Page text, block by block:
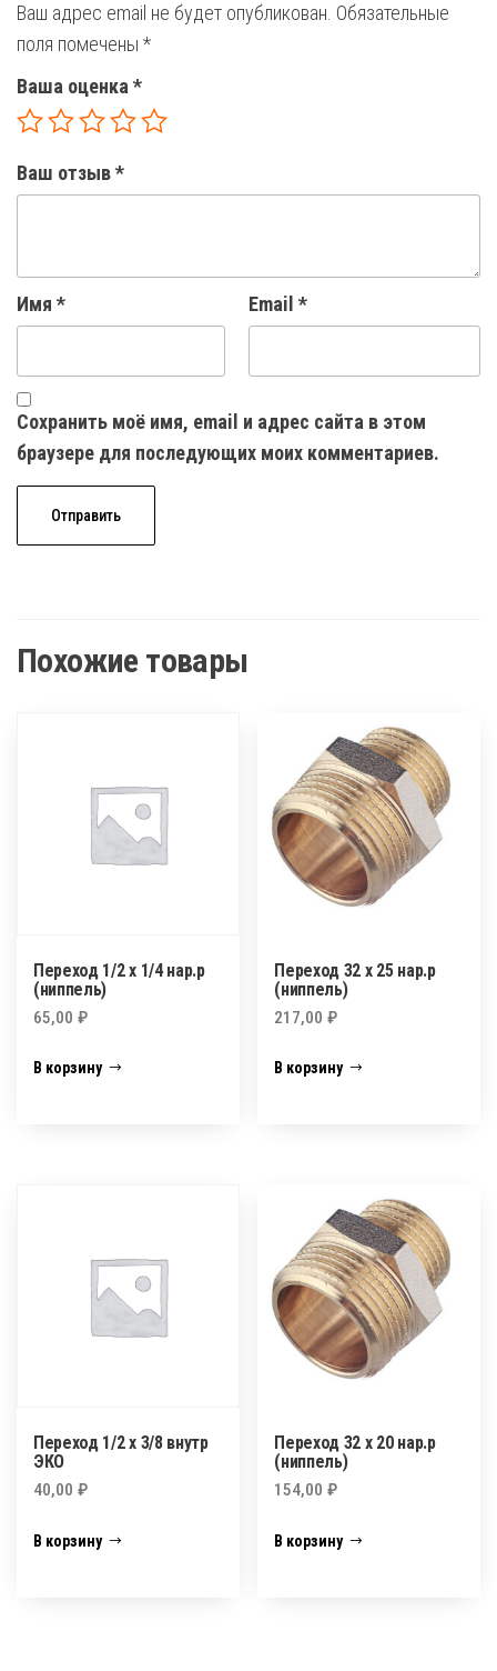
Ваш адрес email не будет опубликован. Обязательные
поля помечены *
Ваша оценка *
Ваш отзыв*
Имя * Email *
Сохранить моё имя, email и адрес сайта в этом
браузере для последующих моих комментариев.
Похожие товары
Переход 1/2 х 1/4 нар.р
(ниппель)
65,00 ₽
В корзину
Переход 32 х 25 нар.р
(ниппель)
217,00₽
В корзину
Переход 1/2 х 3/8 внутр
ЭКО
40,00 ₽
В корзину
Переход 32 х 20 нар.р
(ниппель)
154,00₽
В корзину